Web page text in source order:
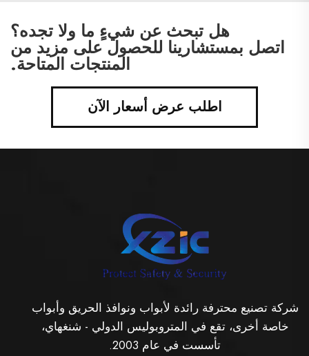
هل تبحث عن شيءٍ ما ولا تجده؟
اتصل بمستشارينا للحصول على مزيد من
المنتجات المتاحة.
اطلب عرض أسعار الآن
شركة تصنيع محترفة رائدة لأبواب ونوافذ الحريق وأبواب
خاصة أخرى، تقع في المتروبوليس الدولي - شنغهاي،
تأسست في عام 2003.